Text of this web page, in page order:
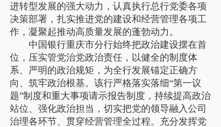
进转型发展的强大动力，认真执行总行党委各项
决策部署，扎实推进党的建设和经营管理各项工
作，凝聚起推动高质量发展的蓬勃动力。
中国银行重庆市分行始终把政治建设摆在首
位，压实管党治党政治责任，以健全的制度体
系、严明的政治规矩，为全行发展锚定正确方
向、筑牢政治根基。该行严格落实落细“第一议
题”制度和重大事项请示报告制度，持续提高政治
站位、强化政治担当，切实把党的领导融入公司
治理各环节、贯穿经营管理全过程。充分发挥党